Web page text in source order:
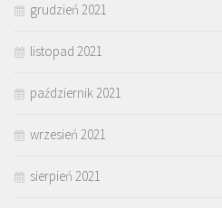
grudzień 2021
listopad 2021
październik 2021
wrzesień 2021
sierpień 2021